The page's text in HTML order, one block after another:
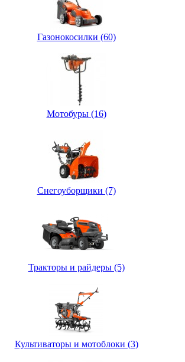
Газонокосилки (60)
Мотобуры (16)
Снегоуборщики (7)
Тракторы и райдеры (5)
Культиваторы и мотоблоки (3)